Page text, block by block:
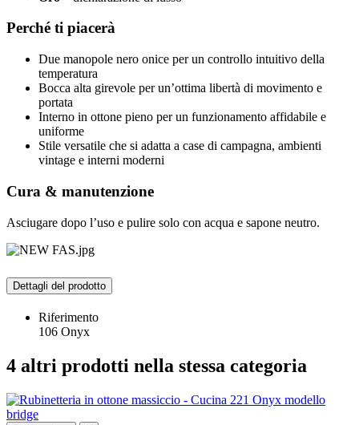
Perché ti piacerà
Due manopole nero onice per un controllo intuitivo della
temperatura
Bocca alta girevole per un’ottima libertà di movimento e
portata
Interno in ottone pieno per un funzionamento affidabile e
uniforme
Stile versatile che si adatta a case di campagna, ambienti
vintage e interni moderni
Cura & manutenzione
Asciugare dopo l’uso e pulire solo con acqua e sapone neutro.
Dettagli del prodotto
Riferimento
106 Onyx
4 altri prodotti nella stessa categoria